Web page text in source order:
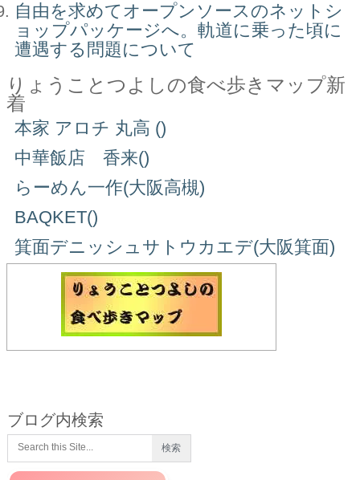
自由を求めてオープンソースのネットシ
ョップパッケージへ。軌道に乗った頃に
遭遇する問題について
りょうことつよしの食べ歩きマップ新
着
本家 アロチ 丸高 ()
中華飯店 香来()
らーめん一作(大阪高槻)
BAQKET()
箕面デニッシュサトウカエデ(大阪箕面)
ブログ内検索